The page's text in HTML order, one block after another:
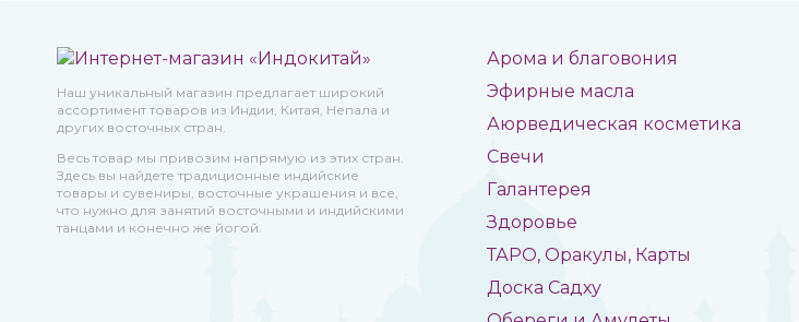
Наш уникальный магазин предлагает широкий
ассортимент товаров из Индии, Китая, Непала и
других восточных стран.
Весь товар мы привозим напрямую из этих стран.
Здесь вы найдете традиционные индийские
товары и сувениры, восточные украшения и все,
что нужно для занятий восточными и индийскими
танцами и конечно же йогой.
Арома и благовония
Эфирные масла
Аюрведическая косметика
Свечи
Галантерея
Здоровье
ТАРО, Оракулы, Карты
Доска Садху